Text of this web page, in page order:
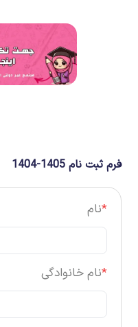
فرم ثبت نام 1405-1404
*نام
*نام خانوادگی